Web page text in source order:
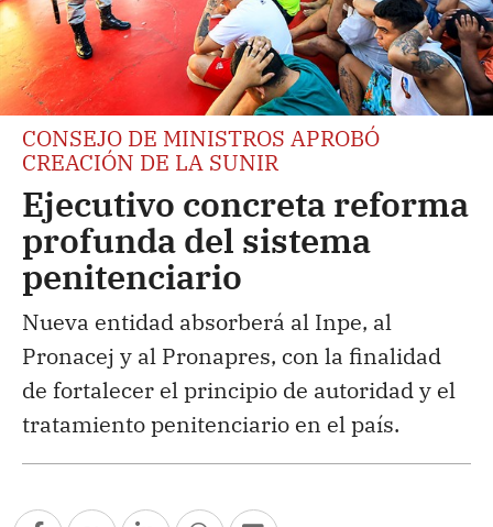
CONSEJO DE MINISTROS APROBÓ
CREACIÓN DE LA SUNIR
Ejecutivo concreta reforma
profunda del sistema
penitenciario
Nueva entidad absorberá al Inpe, al
Pronacej y al Pronapres, con la finalidad
de fortalecer el principio de autoridad y el
tratamiento penitenciario en el país.